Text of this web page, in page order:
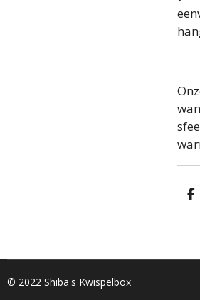
D
© 2022 Shiba's Kwispelbox